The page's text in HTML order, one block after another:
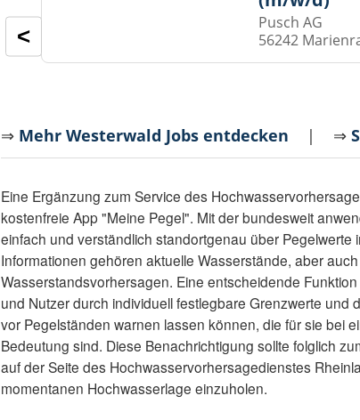
Pusch AG
56242
<
⇒ Mehr Westerwald Jobs entdecken | ⇒
Eine Ergänzung zum Service des
kostenfreie App "Meine Pegel". Mit der bundesweit
einfach und verständlich standortgenau über
Informationen gehören aktuelle Wasserstände, aber
Wasserstandsvorhersagen. Eine entscheidende
und Nutzer durch individuell festlegbare Grenzwerte und
vor Pegelständen warnen lassen können, die für sie bei
Bedeutung sind. Diese Benachrichtigung sollte folglich
auf der Seite des Hochwasservorhersagedienstes
momentanen Hochwasserlage einzuholen.